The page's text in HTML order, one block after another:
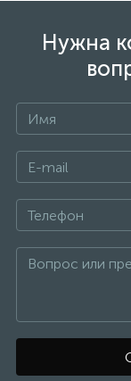
Газовый
достоинств:
требуют
будет
можно
Удобство в
дающую
Нужна